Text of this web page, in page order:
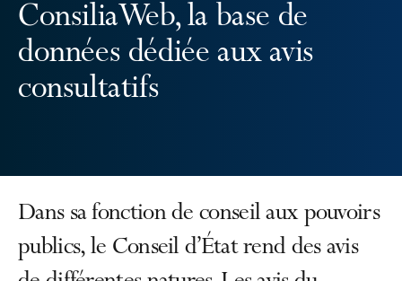
ConsiliaWeb, la base de
données dédiée aux avis
consultatifs
Dans sa fonction de conseil aux pouvoirs
publics, le Conseil d’État rend des avis